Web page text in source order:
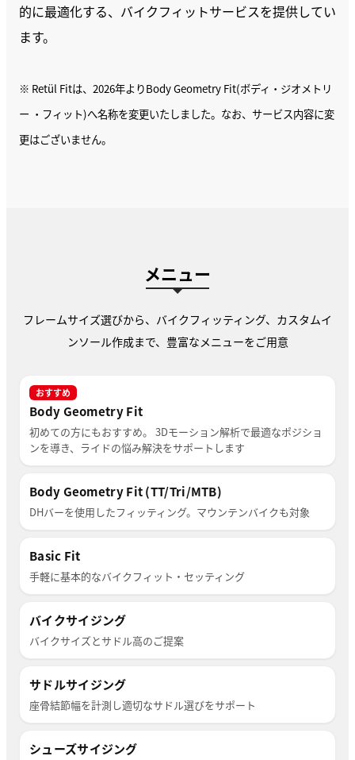
的に最適化する、バイクフィットサービスを提供してい
ます。
※ Retül Fitは、2026年よりBody Geometry Fit(ボディ・ジオメトリ
ー ・フィット)へ名称を変更いたしました。なお、サービス内容に変
更はございません。
メニュー
フレームサイズ選びから、バイクフィッティング、カスタムイ
ンソール作成まで、豊富なメニューをご用意
おすすめ
Body Geometry Fit
初めての方にもおすすめ。 3Dモーション解析で最適なポジショ
ンを導き、ライドの悩み解決をサポートします
Body Geometry Fit (TT/Tri/MTB)
DHバーを使用したフィッティング。マウンテンバイクも対象
Basic Fit
手軽に基本的なバイクフィット・セッティング
バイクサイジング
バイクサイズとサドル高のご提案
サドルサイジング
座骨結節幅を計測し適切なサドル選びをサポート
シューズサイジング